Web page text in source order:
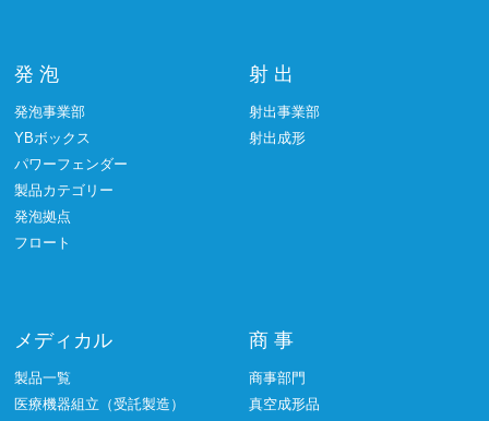
発 泡
発泡事業部
YBボックス
パワーフェンダー
製品カテゴリー
発泡拠点
フロート
射 出
射出事業部
射出成形
メディカル
製品一覧
医療機器組立（受託製造）
商 事
商事部門
真空成形品